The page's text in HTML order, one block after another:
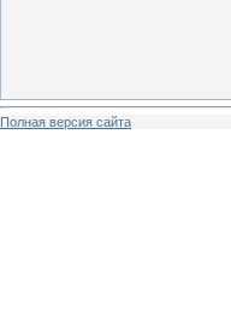
Полная версия сайта